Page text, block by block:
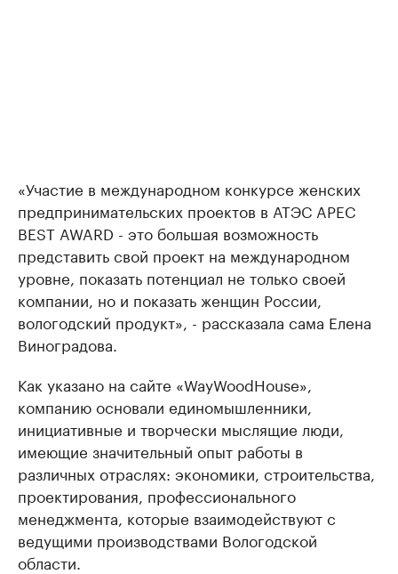
«Участие в международном конкурсе женских
предпринимательских проектов в АТЭС APEC
BEST AWARD - это большая возможность
представить свой проект на международном
уровне, показать потенциал не только своей
компании, но и показать женщин России,
вологодский продукт», - рассказала сама Елена
Виноградова.
Как указано на сайте «WayWoodHouse»,
компанию основали единомышленники,
инициативные и творчески мыслящие люди,
имеющие значительный опыт работы в
различных отраслях: экономики, строительства,
проектирования, профессионального
менеджмента, которые взаимодействуют с
ведущими производствами Вологодской
области.